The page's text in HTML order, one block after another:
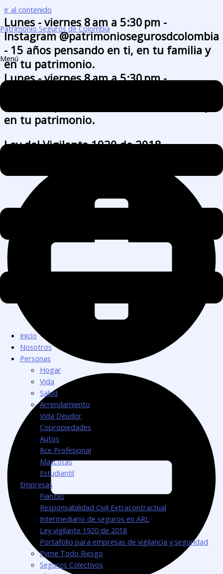
Ir al contenido
Patrimonio Seguros de Colombia
Menú
Inicio
Nosotros
Personas
Hogar
Vida
Salud
Arrendamiento
Vida Deudor
Copropiedades
Autos
Rce Profesional
Mascotas
Estudiantil
Empresas
Fianzas
Responsabilidad Civil Extracontractual
Intermediario de seguros en ARL
Ley vigilante 1920 de 2018
Portafolio para empresas de vigilancia y seguridad
Pyme Todo Riesgo
Seguros Colectivos
Lunes - viernes 8 am a 5:30 pm -
Instagram @patrimoniosegurosdcolombia
- 15 años pensando en ti, en tu familia y
en tu patrimonio.
Lunes - viernes 8 am a 5:30 pm -
en tu patrimonio.
Ley del Vigilante 1920 de 2018